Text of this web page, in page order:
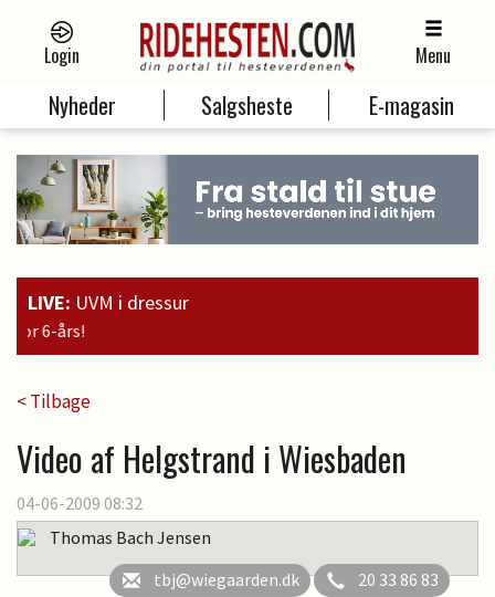
Login Menu
Nyheder Salgsheste E-magasin
LIVE: UVM i dressur
< Tilbage
Video af Helgstrand i Wiesbaden
04-06-2009 08:32
Thomas Bach Jensen
tbj@wiegaarden.dk
20 33 86 83